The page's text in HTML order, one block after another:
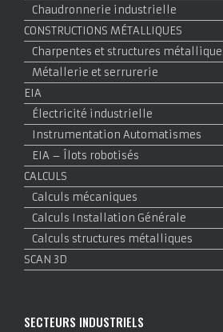
Chaudronnerie industrielle
CONSTRUCTIONS MÉTALLIQUES
Charpentes et structures
Métallerie et serrurerie
EIA
Électricité industrielle
Instrumentation Automatismes
EIA – Îlots robotisés
CALCULS
Calculs mécaniques
Calculs Installation Générale
Calculs structures métalliques
SCAN 3D
SECTEURS INDUSTRIELS